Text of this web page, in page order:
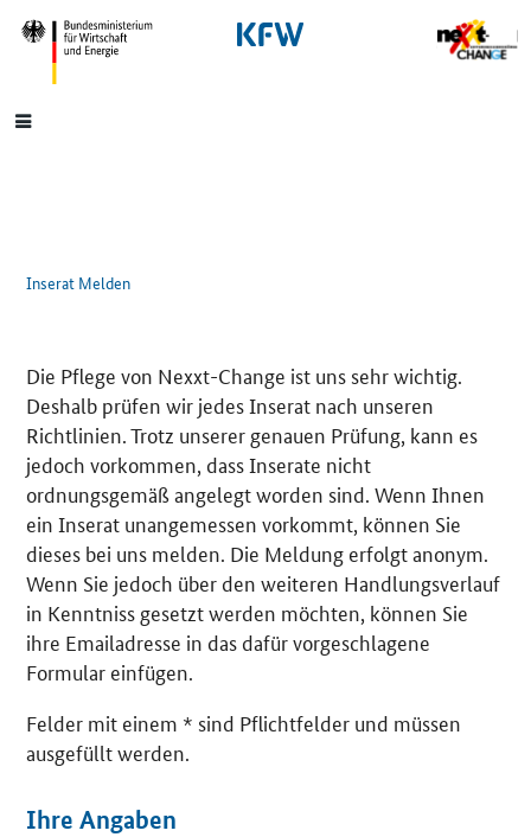
SrOnlyNavigation
Hauptmenü
Inserat Melden
Die Pflege von Nexxt-Change ist uns sehr wichtig.
Deshalb prüfen wir jedes Inserat nach unseren
Richtlinien. Trotz unserer genauen Prüfung, kann es
jedoch vorkommen, dass Inserate nicht
ordnungsgemäß angelegt worden sind. Wenn Ihnen
ein Inserat unangemessen vorkommt, können Sie
dieses bei uns melden. Die Meldung erfolgt anonym.
Wenn Sie jedoch über den weiteren Handlungsverlauf
in Kenntniss gesetzt werden möchten, können Sie
ihre Emailadresse in das dafür vorgeschlagene
Formular einfügen.
Felder mit einem * sind Pflichtfelder und müssen
ausgefüllt werden.
Ihre Angaben